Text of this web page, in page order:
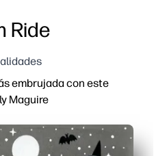
Ride
embrujada con este
Maguire